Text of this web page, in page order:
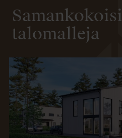
talomalleja